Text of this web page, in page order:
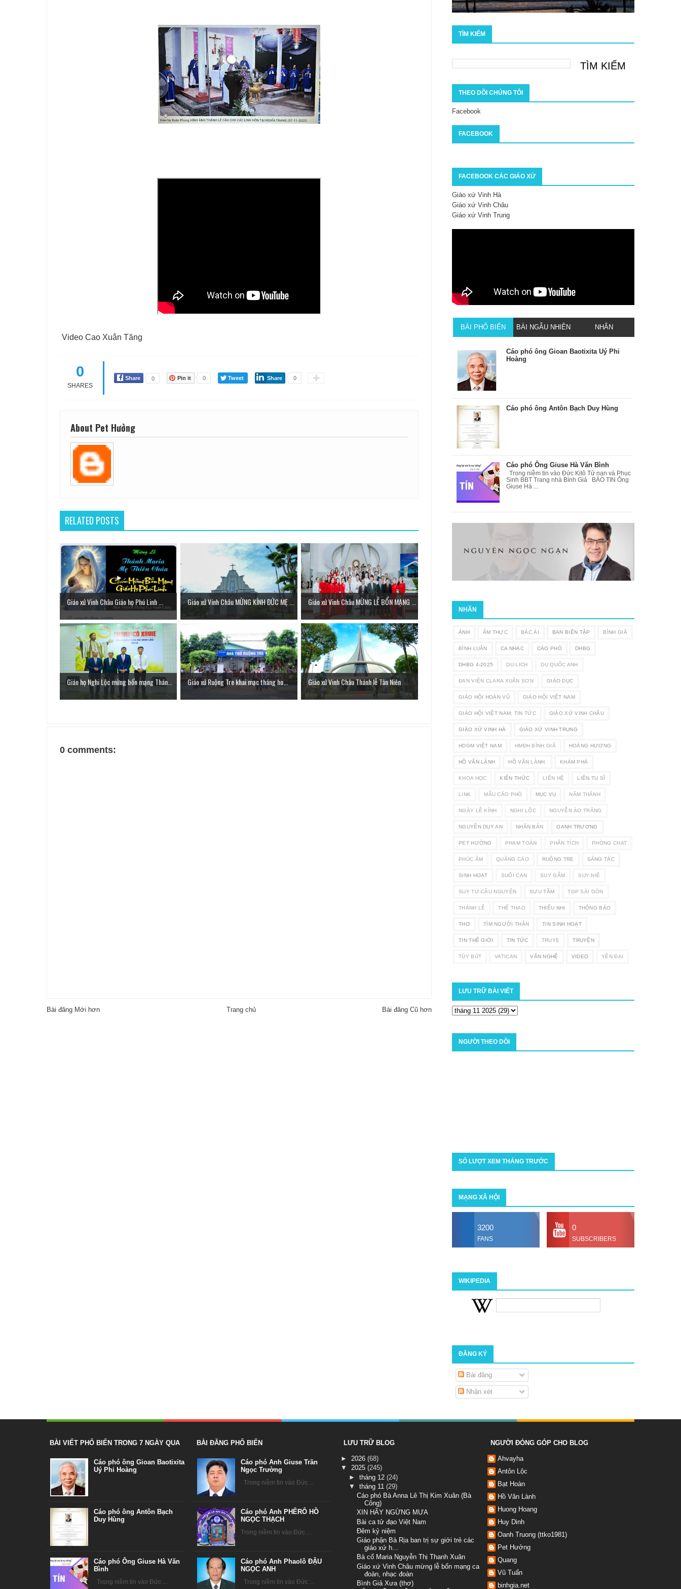
Cáo phó cụ bà Anna Nguyễn Thi Phượng
Cáo phó Bà Anna Nguyễn Thị Trung (Bà Giáo)
Cáo phó Bà Anna Nguyễn Thị Ánh
Thuyết minh của Tổng thống trong căn phòng cấm trại David
Cáo phó ông Gioan Baotixita Uý Phi Hoàng
Video Cao Xuân Tăng
0
SHARES
Share 0 Pin it 0 Tweet Share 0
About Pet Hưởng
RELATED POSTS
Giáo xứ Vinh Châu Giáo họ Phú Linh ... Giáo xứ Vinh Châu MỪNG KÍNH ĐỨC MẸ ... Giáo xứ Vinh Châu MỪNG LỄ BỔN MẠNG ...
Giáo họ Nghi Lộc mừng bổn mạng Thán... Giáo xứ Ruộng Tre khai mạc tháng ho... Giáo xứ Vinh Châu Thánh lễ Tân Niên
0 comments:
Bài đăng Mới hơn Bài đăng Cũ hơn
Trang chủ
TÌM KIẾM
THEO DÕI CHÚNG TÔI
Facebook
FACEBOOK
FACEBOOK CÁC GIÁO XỨ
Giáo xứ Vinh Hà
Giáo xứ Vinh Châu
Giáo xứ Vinh Trung
BÀI PHỔ BIẾN BÀI NGẪU NHIÊN NHÃN
Cáo phó ông Gioan Baotixita Uý Phi
Hoàng
Cáo phó ông Antôn Bạch Duy Hùng
Cáo phó Ông Giuse Hà Văn Bình
Trong niềm tin vào Đức Kitô Tử nạn và Phục
Sinh BBT Trang nhà Bình Giả BÁO TIN Ông
Giuse Hà ...
NHÃN
ẢNH ẨM THỰC BÁC ÁI BAN BIÊN TẬP BÌNH GIÃ
BÌNH LUẬN CA NHẠC CÁO PHÓ DHBG
DHBG 4-2025 DU LỊCH DU QUỐC ANH
ĐAN VIỆN CLARA XUÂN SƠN GIÁO DỤC
GIÁO HỘI HOÀN VŨ GIÁO HỘI VIỆT NAM
GIÁO HỘI VIỆT NAM; TIN TỨC GIÁO XỨ VINH CHÂU
GIÁO XỨ VINH HÀ GIÁO XỨ VINH TRUNG
HDGM VIỆT NAM HMĐH BÌNH GIÃ HOÀNG HƯƠNG
HỒ VĂN LÀNH HỒ VĂN LÀNH. KHÁM PHÁ
KHOA HỌC KIẾN THỨC LIÊN HỆ LIÊN TU SĨ
LINK MẪU CÁO PHÓ MỤC VỤ NĂM THÁNH
NGÀY LỄ KÍNH NGHI LỘC NGUYỄN ÁO TRẮNG
NGUYỄN DUY AN NHÂN BẢN OANH TRƯƠNG
PET HƯỞNG PHẠM TOÀN PHÂN TÍCH PHÒNG CHAT
PHÚC ÂM QUẢNG CÁO RUỘNG TRE SÁNG TÁC
SINH HOẠT SUỐI CẠN SUY GẪM SUY NIÊ
SUY TƯ-CẦU NGUYỆN SƯU TẦM TGP SÀI GÒN
THÁNH LỄ THỂ THAO THIẾU NHI THÔNG BÁO
THƠ TÌM NGƯỜI THÂN TIN SINH HOẠT
TIN THẾ GIỚI TIN TỨC TRUYE TRUYỆN
TÙY BÚT VATICAN VĂN NGHỆ VIDEO YÊN ĐẠI
LƯU TRỮ BÀI VIẾT
NGƯỜI THEO DÕI
SỐ LƯỢT XEM THÁNG TRƯỚC
MẠNG XÃ HỘI
3200
FANS
0
SUBSCRIBERS
WIKIPEDIA
ĐĂNG KÝ
Bài đăng
Nhận xét
BÀI VIẾT PHỔ BIẾN TRONG 7 NGÀY QUA
Cáo phó ông Gioan Baotixita
Uý Phi Hoàng
Cáo phó ông Antôn Bạch
Duy Hùng
Cáo phó Ông Giuse Hà Văn
Bình
Trong niềm tin vào Đức ...
BÀI ĐĂNG PHỔ BIẾN
Cáo phó Anh Giuse Trần
Ngọc Trường
Trong niềm tin vào Đức ...
Cáo phó Anh PHÊRÔ HỒ
NGỌC THẠCH
Trong niềm tin vào Đức ...
Cáo phó Anh Phaolô ĐẬU
NGỌC ANH
Trong niềm tin vào Đức ...
LƯU TRỮ BLOG
► 2026 (68)
▼ 2025 (245)
► tháng 12 (24)
▼ tháng 11 (29)
Cáo phó Bà Anna Lê Thị Kim Xuân (Bà
Công)
XIN HÃY NGỪNG MƯA
Bài ca tử đạo Việt Nam
Đêm kỷ niệm
Giáo phận Bà Rịa ban trị sự giới trẻ các
giáo xứ h...
Bà cố Maria Nguyễn Thị Thanh Xuân
Giáo xứ Vinh Châu mừng lễ bổn mạng ca
đoàn, nhạc đoàn
Bình Giả Xưa (thơ)
NGƯỜI ĐÓNG GÓP CHO BLOG
Ahvayha
Antôn Lộc
Bạt Hoàn
Hồ Văn Lành
Huong Hoang
Huy Dinh
Oanh Truong (ttko1981)
Pet Hưởng
Quang
Vũ Tuấn
binhgia.net